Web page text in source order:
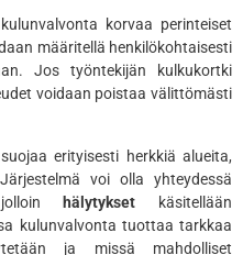
korvaa perinteiset
määritellä henkilökohtaisesti
Jos työntekijän kulkukortki
voidaan poistaa välittömästi
erityisesti herkkiä alueita,
voi olla yhteydessä
jolloinhälytykset käsitellään
kulunvalvonta tuottaa tarkkaa
ja missä mahdolliset